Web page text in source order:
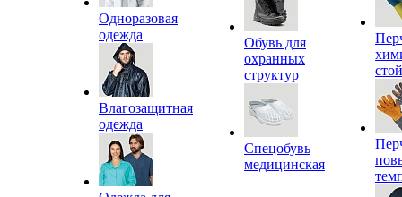
Одноразовая
одежда
Влагозащитная
одежда
Обувь для
охранных
структур
Спецобувь
медицинская